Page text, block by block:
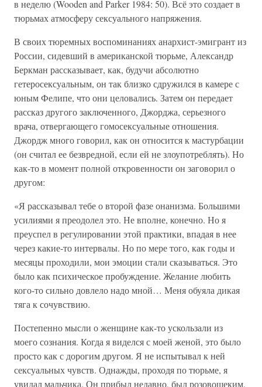
в неделю (Wooden and Parker 1984: 50). Всё это создает в
тюрьмах атмосферу сексуального напряжения.
В своих тюремных воспоминаниях анархист-эмигрант из
России, сидевший в американской тюрьме, Александр
Беркман рассказывает, как, будучи абсолютно
гетеросексуальным, он так близко сдружился в камере с
юным Фелипе, что они целовались. Затем он передает
рассказ другого заключенного, Джорджа, серьезного
врача, отвергающего гомосексуальные отношения.
Джордж много говорил, как он относится к мастурбации
(он считал ее безвредной, если ей не злоупотреблять). Но
как-то в момент полной откровенности он заговорил о
другом:
«Я рассказывал тебе о второй фазе онанизма. Большими
усилиями я преодолел это. Не вполне, конечно. Но я
преуспел в регулировании этой практики, впадая в нее
через какие-то интервалы. Но по мере того, как годы и
месяцы проходили, мои эмоции стали сказываться. Это
было как психическое пробуждение. Желание любить
кого-то сильно довлело надо мной… Меня обуяла дикая
тяга к сочувствию.
Постепенно мысли о женщине как-то ускользали из
моего сознания. Когда я виделся с моей женой, это было
просто как с дорогим другом. Я не испытывал к ней
сексуальных чувств. Однажды, проходя по тюрьме, я
увидал мальчика. Он прибыл недавно, был розовощеким,